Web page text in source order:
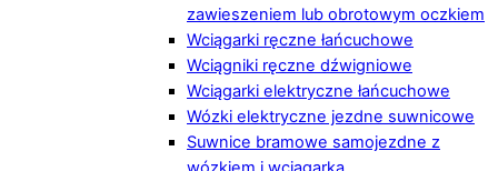
zawieszeniem lub obrotowym oczkiem
Wciągarki ręczne łańcuchowe
Wciągniki ręczne dźwigniowe
Wciągarki elektryczne łańcuchowe
Wózki elektryczne jezdne suwnicowe
Suwnice bramowe samojezdne z